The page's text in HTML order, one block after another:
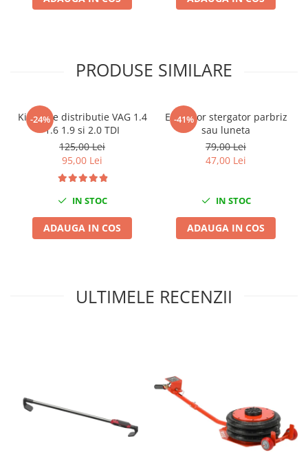
Seat
Skoda
Volkswagen
Scule pentru tinichigerie
Scule Pneumatice
Chei cu clichet
Pistoale Pneumatice
Polizoare biax
Scule pentru nituit si capsat
PRODUSE SIMILARE
-24%
Kit fixare distributie VAG 1.4
1.6 1.9 si 2.0 TDI
125,00 Lei
95,00 Lei
IN STOC
ADAUGA IN COS
-41%
Extractor stergator parbriz
sau luneta
79,00 Lei
47,00 Lei
IN STOC
ADAUGA IN COS
ULTIMELE RECENZII